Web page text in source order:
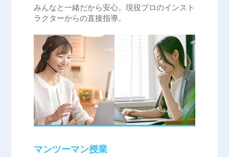
みんなと一緒だから安心。現役プロのインスト
ラクターからの直接指導。
マンツーマン授業